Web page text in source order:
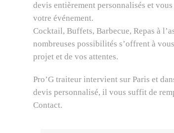
devis entièrement personnalisés et
votre événement.
Cocktail, Buffets, Barbecue, Repas à
nombreuses possibilités s’offrent à
projet et de vos attentes.
Pro’G traiteur intervient sur Paris et
devis personnalisé, il vous suffit de
Contact.